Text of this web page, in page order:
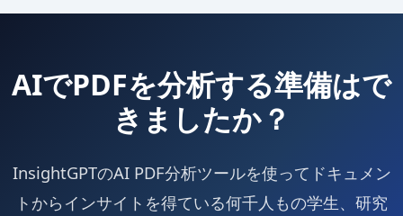
AIでPDFを分析する準備はで
きましたか？
InsightGPTのAI PDF分析ツールを使ってドキュメン
トからインサイトを得ている何千人もの学生、研究